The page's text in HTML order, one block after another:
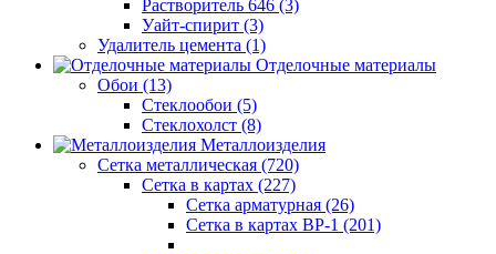
Растворитель 646 (3)
Уайт-спирит (3)
Удалитель цемента (1)
Отделочные материалы
Обои (13)
Стеклообои (5)
Стеклохолст (8)
Металлоизделия
Сетка металлическая (720)
Сетка в картах (227)
Сетка арматурная (26)
Сетка в картах ВР-1 (201)